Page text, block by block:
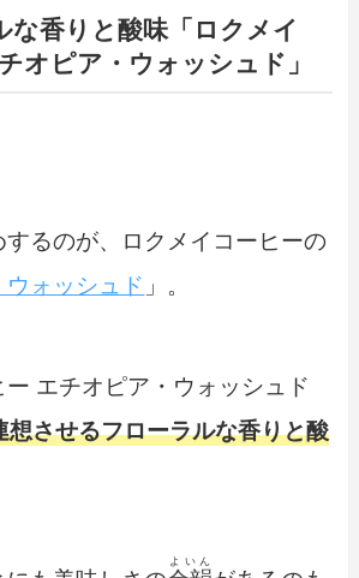
な香りと酸味「ロクメイ
オピア・ウォッシュド」
るのが、ロクメイコーヒーの
ォッシュド 」。
ー エチオピア・ウォッシュド
想させるフローラルな香りと酸
よいん